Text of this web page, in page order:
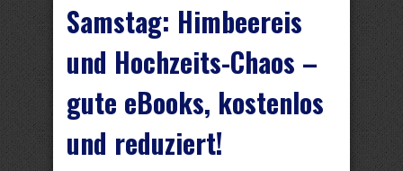
Samstag: Himbeereis
und Hochzeits-Chaos –
gute eBooks, kostenlos
und reduziert!